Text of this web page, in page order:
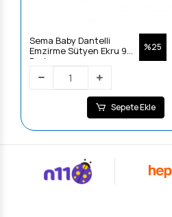
Sema Baby Dantelli
Emzirme Sütyen Ekru 90
Beden
%25
Sepete Ekle